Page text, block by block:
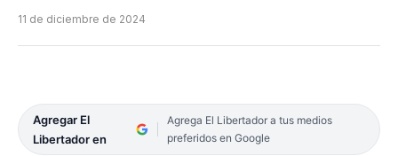
11 de diciembre de 2024
Agregar El
Libertador en
Agrega El Libertador a tus medios
preferidos en Google